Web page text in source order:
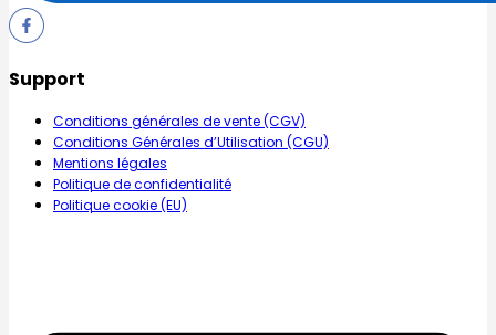
Support
Conditions générales de vente (CGV)
Conditions Générales d’Utilisation (CGU)
Mentions légales
Politique de confidentialité
Politique cookie (EU)